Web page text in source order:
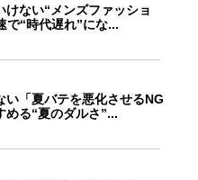
けない“メンズファッショ
で“時代遅れ”にな...
い「夏バテを悪化させるNG
る“夏のダルさ”...